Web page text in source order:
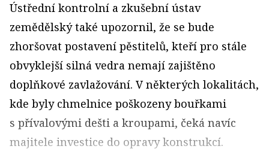
Ústřední kontrolní a zkušební ústav
zemědělský také upozornil, že se bude
zhoršovat postavení pěstitelů, kteří pro stále
obvyklejší silná vedra nemají zajištěno
doplňkové zavlažování. V některých lokalitách,
kde byly chmelnice poškozeny bouřkami
s přívalovými dešti a kroupami, čeká navíc
majitele investice do opravy konstrukcí.